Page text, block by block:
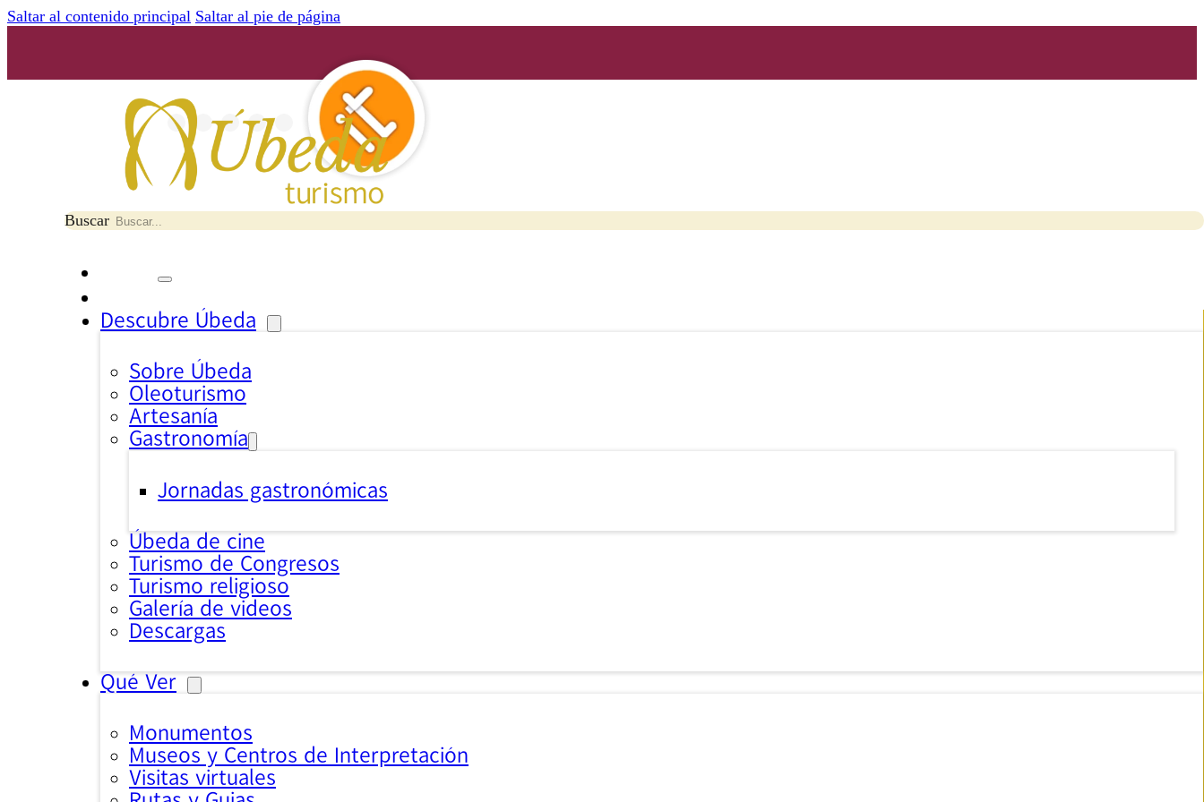
Saltar al contenido principal Saltar al pie de página
Buscar
Descubre Úbeda
Sobre Úbeda
Oleoturismo
Artesanía
Gastronomía
Jornadas gastronómicas
Úbeda de cine
Turismo de Congresos
Turismo religioso
Galería de videos
Descargas
Qué Ver
Monumentos
Museos y Centros de Interpretación
Visitas virtuales